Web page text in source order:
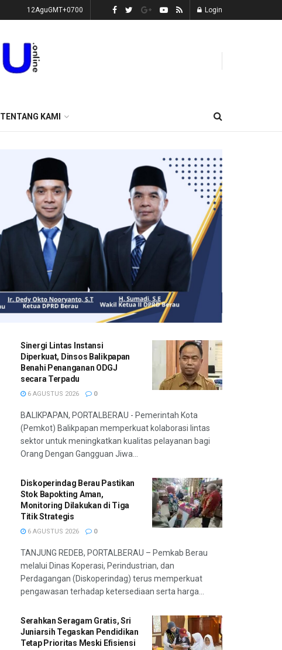
12AguGMT+0700 Login
TENTANG KAMI
Sinergi Lintas Instansi
Diperkuat, Dinsos Balikpapan
Benahi Penanganan ODGJ
secara Terpadu
6 AGUSTUS 2026 0
BALIKPAPAN, PORTALBERAU - Pemerintah Kota
(Pemkot) Balikpapan memperkuat kolaborasi lintas
sektor untuk meningkatkan kualitas pelayanan bagi
Orang Dengan Gangguan Jiwa...
Diskoperindag Berau Pastikan
Stok Bapokting Aman,
Monitoring Dilakukan di Tiga
Titik Strategis
6 AGUSTUS 2026 0
TANJUNG REDEB, PORTALBERAU – Pemkab Berau
melalui Dinas Koperasi, Perindustrian, dan
Perdagangan (Diskoperindag) terus memperkuat
pengawasan terhadap ketersediaan serta harga...
Serahkan Seragam Gratis, Sri
Juniarsih Tegaskan Pendidikan
Tetap Prioritas Meski Efisiensi